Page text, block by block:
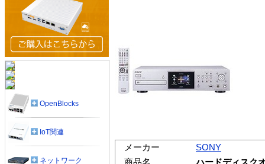
メーカー
SONY
商品名
ハードディスク
OpenBlocks
IoT関連
ネットワーク